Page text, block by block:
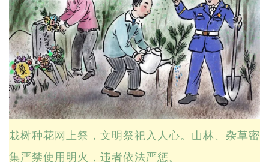
栽树种花网上祭，文明祭祀入人心。山林、杂草密
集严禁使用明火，违者依法严惩。